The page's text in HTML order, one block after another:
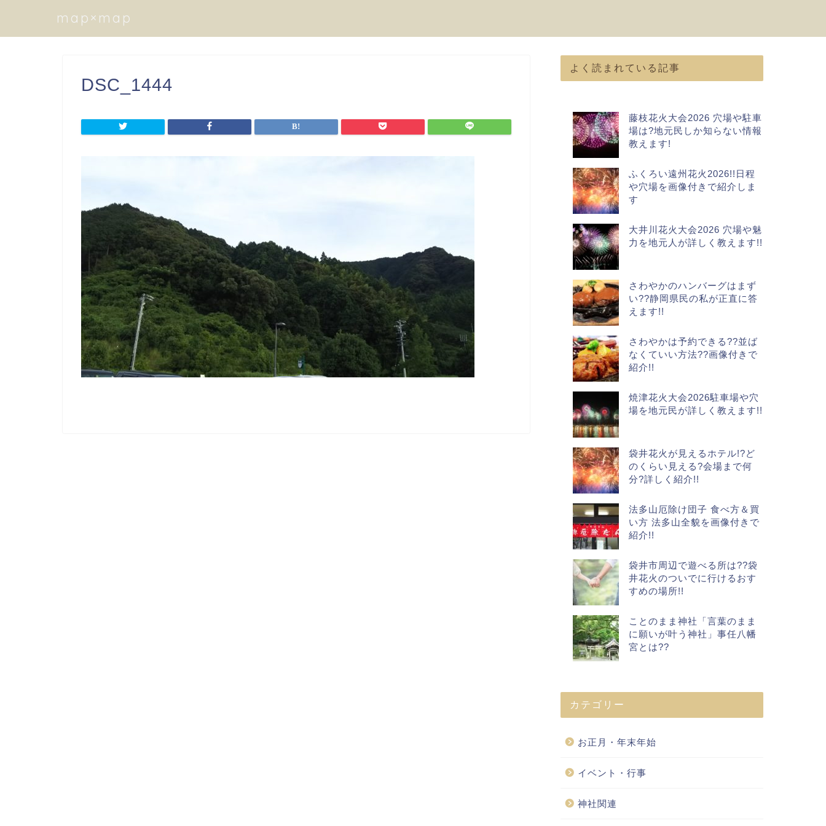
map×map
DSC_1444
よく読まれている記事
藤枝花火大会2026 穴場や駐車
場は?地元民しか知らない情報
教えます!
ふくろい遠州花火2026!!日程
や穴場を画像付きで紹介しま
す
大井川花火大会2026 穴場や魅
力を地元人が詳しく教えます!!
さわやかのハンバーグはまず
い??静岡県民の私が正直に答
えます!!
さわやかは予約できる??並ば
なくていい方法??画像付きで
紹介!!
焼津花火大会2026駐車場や穴
場を地元民が詳しく教えます!!
袋井花火が見えるホテル!?ど
のくらい見える?会場まで何
分?詳しく紹介!!
法多山厄除け団子 食べ方＆買
い方 法多山全貌を画像付きで
紹介!!
袋井市周辺で遊べる所は??袋
井花火のついでに行けるおす
すめの場所!!
ことのまま神社「言葉のまま
に願いが叶う神社」事任八幡
宮とは??
カテゴリー
お正月・年末年始
イベント・行事
神社関連